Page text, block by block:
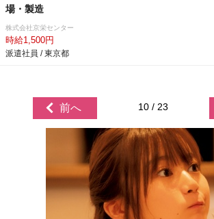
場・製造
株式会社京栄センター
時給1,500円
派遣社員 / 東京都
前へ 10 / 23